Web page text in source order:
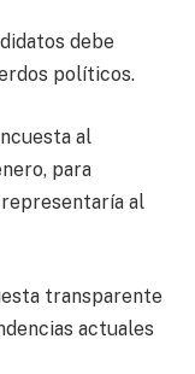
debe
políticos.
al
para
al
transparente
actuales